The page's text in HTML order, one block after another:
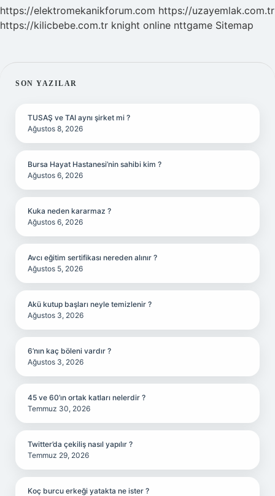
https://elektromekanikforum.com https://uzayemlak.com.tr
https://kilicbebe.com.tr knight online nttgame Sitemap
SIDEBAR
SON YAZILAR
TUSAŞ ve TAI aynı şirket mi ?
Ağustos 8, 2026
Bursa Hayat Hastanesi’nin sahibi kim ?
Ağustos 6, 2026
Kuka neden kararmaz ?
Ağustos 6, 2026
Avcı eğitim sertifikası nereden alınır ?
Ağustos 5, 2026
Akü kutup başları neyle temizlenir ?
Ağustos 3, 2026
6’nın kaç böleni vardır ?
Ağustos 3, 2026
45 ve 60’ın ortak katları nelerdir ?
Temmuz 30, 2026
Twitter’da çekiliş nasıl yapılır ?
Temmuz 29, 2026
Koç burcu erkeği yatakta ne ister ?